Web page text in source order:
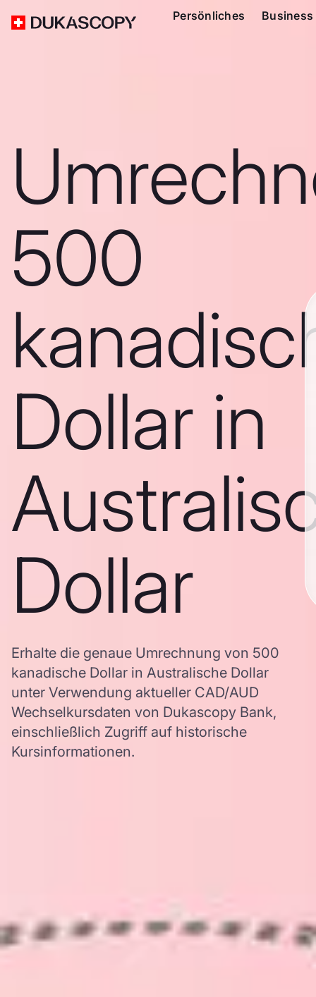
Persönliches Business
500
Dollar in
Dollar
Erhalte die genaue Umrechnung von 500
kanadische Dollar in Australische Dollar
unter Verwendung aktueller CAD/AUD
Wechselkursdaten von Dukascopy Bank,
einschließlich Zugriff auf historische
Kursinformationen.